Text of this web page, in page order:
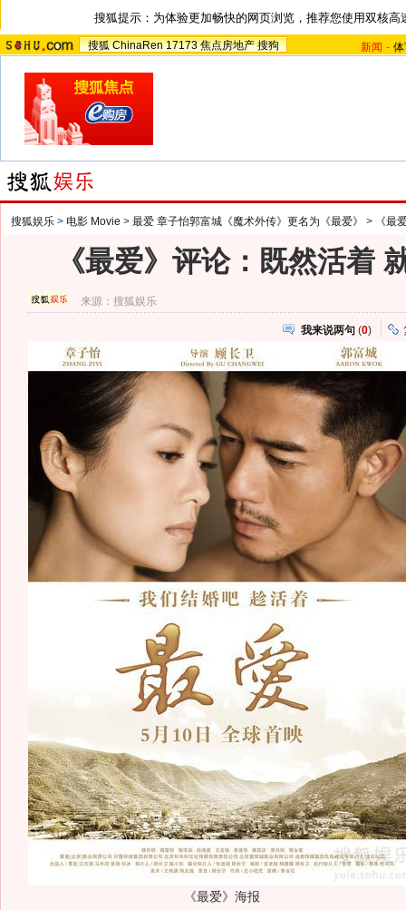
搜狐提示：为体验更加畅快的网页浏览，推荐您使用双核高
搜狐 ChinaRen 17173 焦点房地产 搜狗 新闻 -
搜狐娱乐 > 电影 Movie > 最爱 章子怡郭富城《魔术外传》更名为《最爱》 > 《最
《最爱》评论：既然活着
来源：搜狐娱乐
我来说两句 (0)
《最爱》海报